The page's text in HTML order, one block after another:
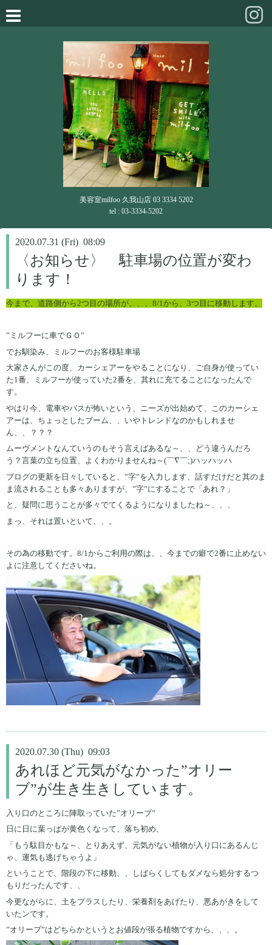
美容室milfoo 久我山店 03 3334 5202
tel : 03-3334-5202
2020.07.31 (Fri) 08:09
〈お知らせ〉 駐車場の位置が変わ
ります！
今まで、道路側から2つ目の場所が、、、8/1から、3つ目に移動します。
”ミルフーに車でＧＯ”
でお馴染み、ミルフーのお客様駐車場
大家さんがこの度、カーシェアーをやることになり、ご自身が使ってい
た1番、ミルフーが使っていた2番を、其れに充てることになったんで
す。
やはり今、電車やバスが怖いという、ニーズが出始めて、このカーシェ
アーは、ちょっとしたブーム、、いやトレンドなのかもしれませ
ん、、？？？
ムーヴメントなんていうのもそう言えばあるな～、、どう違うんだろ
う？言葉の立ち位置、よくわかりませんね～(￣∇￣;)ハッハッハ
ブログの更新を日々していると、”字”を入力します、話すだけだと其のま
ま流されることも多々ありますが、”字”にすることで「あれ？」
と、疑問に思うことが多々でてくるようになりましたね～、、、
まっ、それは置いといて、、。
その為の移動です。8/1からご利用の際は、、今までの癖で2番に止めない
よに注意してくださいね。
2020.07.30 (Thu) 09:03
あれほど元気がなかった”オリー
ブ”が生き生きしています。
入り口のところに陣取っていた”オリーブ”
日に日に葉っぱが黄色くなって、落ち初め、
「もう駄目かもな～、とりあえず、元気がない植物が入り口にあるんじ
ゃ、運気も逃げちゃうよ」
ということで、階段の下に移動、、しばらくしてもダメなら処分するつ
もりだったんです、、
今更ながらに、土をプラスしたり、栄養剤をあげたり、悪あがきをして
いたンです。
”オリーブ”はどちらかというとお値段が張る植物ですから、、、。